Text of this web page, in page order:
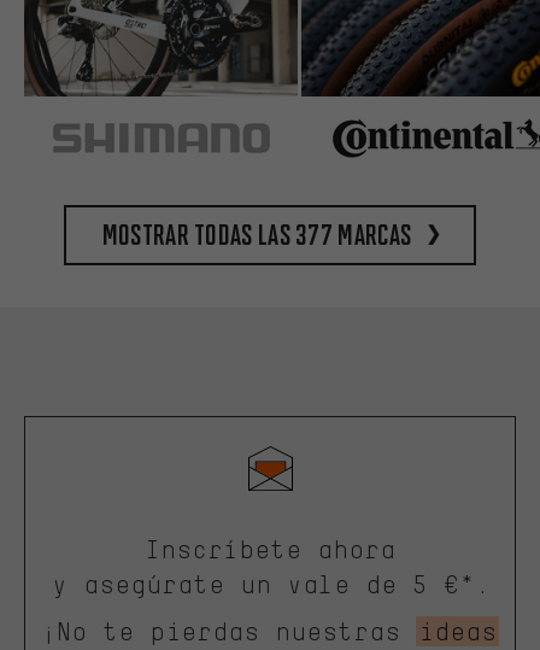
Mostrar todas las 377 marcas
Inscríbete ahora
y asegúrate un vale de 5 €*.
¡No te pierdas nuestras
ideas